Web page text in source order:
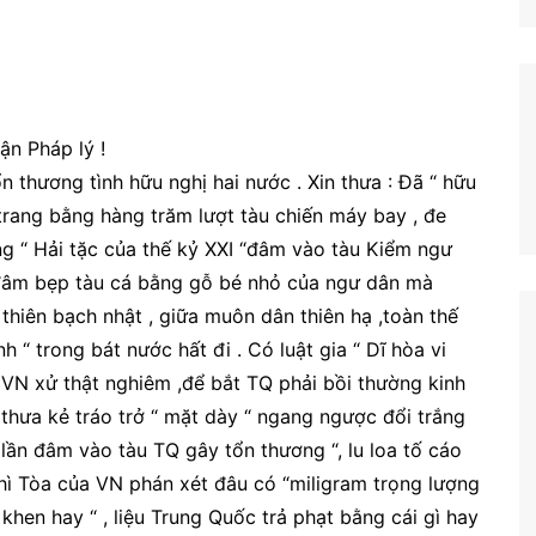
Pháp lý !
thương tình hữu nghị hai nước . Xin thưa : Đã “ hữu
bằng hàng trăm lượt tàu chiến máy bay , đe
“ Hải tặc của thế kỷ XXI “đâm vào tàu Kiểm ngư
bẹp tàu cá bằng gỗ bé nhỏ của ngư dân mà
bạch nhật , giữa muôn dân thiên hạ ,toàn thế
“ trong bát nước hất đi . Có luật gia “ Dĩ hòa vi
xử thật nghiêm ,để bắt TQ phải bồi thường kinh
kẻ tráo trở “ mặt dày “ ngang ngược đổi trắng
đâm vào tàu TQ gây tổn thương “, lu loa tố cáo
Tòa của VN phán xét đâu có “miligram trọng lượng
hay “ , liệu Trung Quốc trả phạt bằng cái gì hay